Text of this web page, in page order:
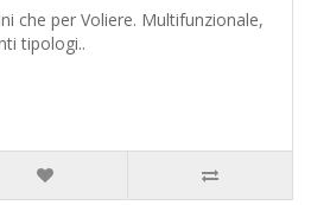
che per Voliere. Multifunzionale,
tipologi..